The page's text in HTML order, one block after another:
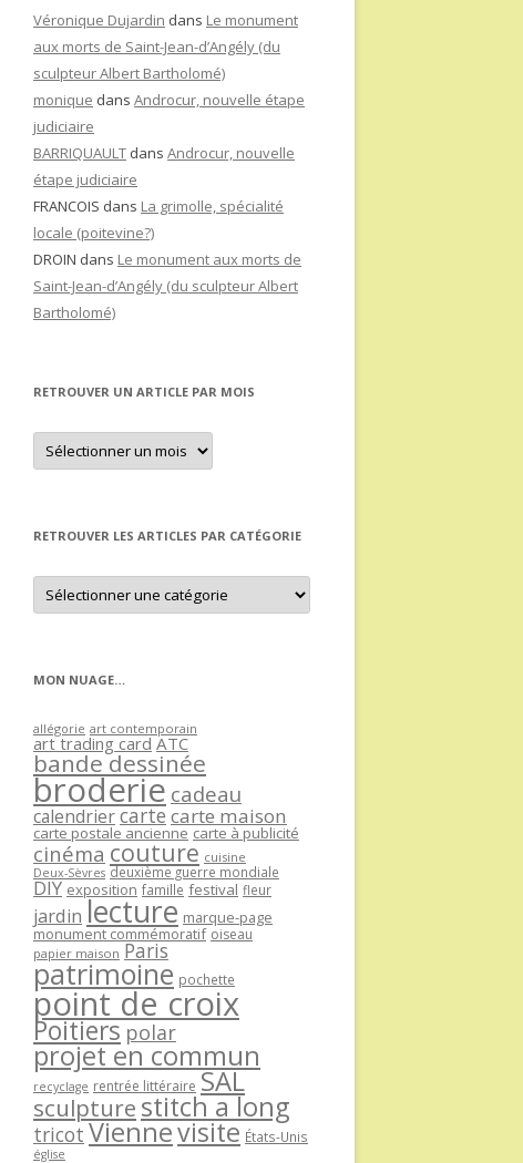
Véronique Dujardin dans Le monument
aux morts de Saint-Jean-d’Angély (du
sculpteur Albert Bartholomé)
monique dans Androcur, nouvelle étape
judiciaire
BARRIQUAULT dans Androcur, nouvelle
étape judiciaire
FRANCOIS dans La grimolle, spécialité
locale (poitevine?)
DROIN dans Le monument aux morts de
Saint-Jean-d’Angély (du sculpteur Albert
Bartholomé)
RETROUVER UN ARTICLE PAR MOIS
Retrouver
un
article
RETROUVER LES ARTICLES PAR CATÉGORIE
Retrouver
les
articles
MON NUAGE…
allégorie art contemporain
art trading card ATC
bande dessinée
broderie cadeau
calendriercartecarte maison
carte postale ancienne carte à publicité
cinéma couture cuisine
Deux-Sèvres deuxième guerre mondiale
DIY exposition famille festival fleur
jardin lecture marque-page
monument commémoratif oiseau
papier maison Paris
patrimoine pochette
point de croix
Poitiers polar
projet en commun
recyclage rentrée littéraire SAL
sculpture stitch a long
tricot Viennevisite États-Unis
église